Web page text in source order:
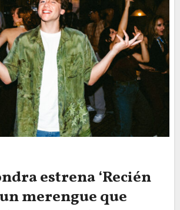
estrena ‘Recién
merengue que